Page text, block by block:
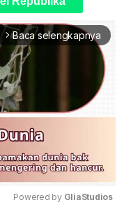
arrow_forward_ios Baca selengkapnya
Powered by GliaStudios